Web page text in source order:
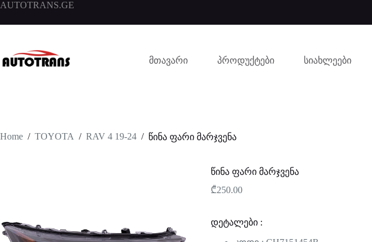
AUTOTRANS.GE
მთავარი პროდუქტები სიახლეები
Home / TOYOTA / RAV 4 19-24 / წინა ფარი მარჯვენა
წინა ფარი მარჯვენა
₾250.00
დეტალები :